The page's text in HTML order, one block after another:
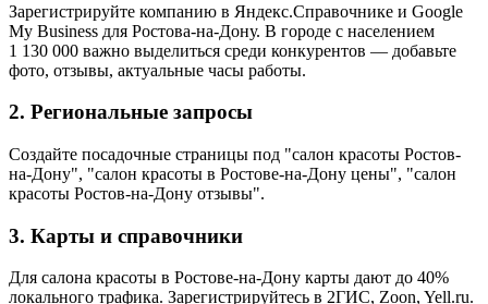
Зарегистрируйте компанию в Яндекс.Справочнике и Google
My Business для Ростова-на-Дону. В городе с населением
1 130 000 важно выделиться среди конкурентов — добавьте
фото, отзывы, актуальные часы работы.
2. Региональные запросы
Создайте посадочные страницы под "салон красоты Ростов-
на-Дону", "салон красоты в Ростове-на-Дону цены", "салон
красоты Ростов-на-Дону отзывы".
3. Карты и справочники
Для салона красоты в Ростове-на-Дону карты дают до 40%
локального трафика. Зарегистрируйтесь в 2ГИС, Zoon, Yell.ru.